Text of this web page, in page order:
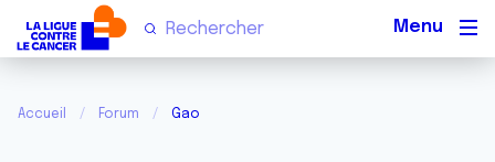
Accueil Forum Gao